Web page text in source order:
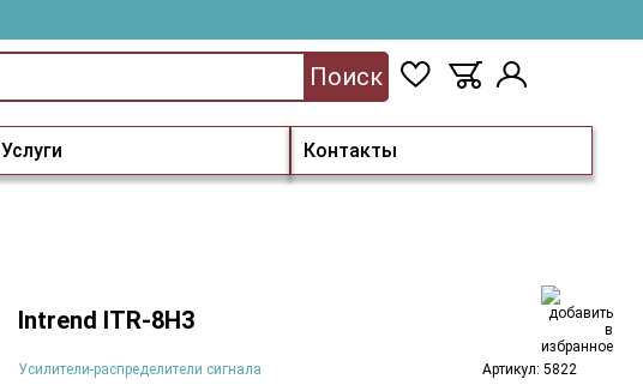
Услуги Контакты
Поиск
Intrend ITR-8H3
Усилители-распределители сигнала Артикул: 5822